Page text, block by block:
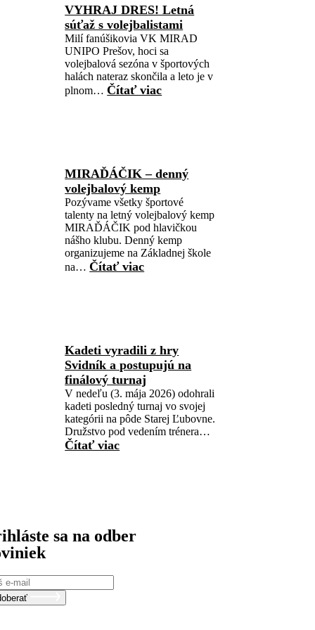
VYHRAJ DRES! Letná
súťaž s volejbalistami
Milí fanúšikovia VK MIRAD
UNIPO Prešov, hoci sa
volejbalová sezóna v športových
halách nateraz skončila a leto je v
plnom…Čítať viac
MIRAĎÁČIK – denný
volejbalový kemp
Pozývame všetky športové
talenty na letný volejbalový kemp
MIRAĎÁČIK pod hlavičkou
nášho klubu. Denný kemp
organizujeme na Základnej škole
na…Čítať viac
Kadeti vyradili z hry
Svidník a postupujú na
finálový turnaj
V nedeľu (3. mája 2026) odohrali
kadeti posledný turnaj vo svojej
kategórii na pôde Starej Ľubovne.
Družstvo pod vedením trénera…
Čítať viac
sa na odber